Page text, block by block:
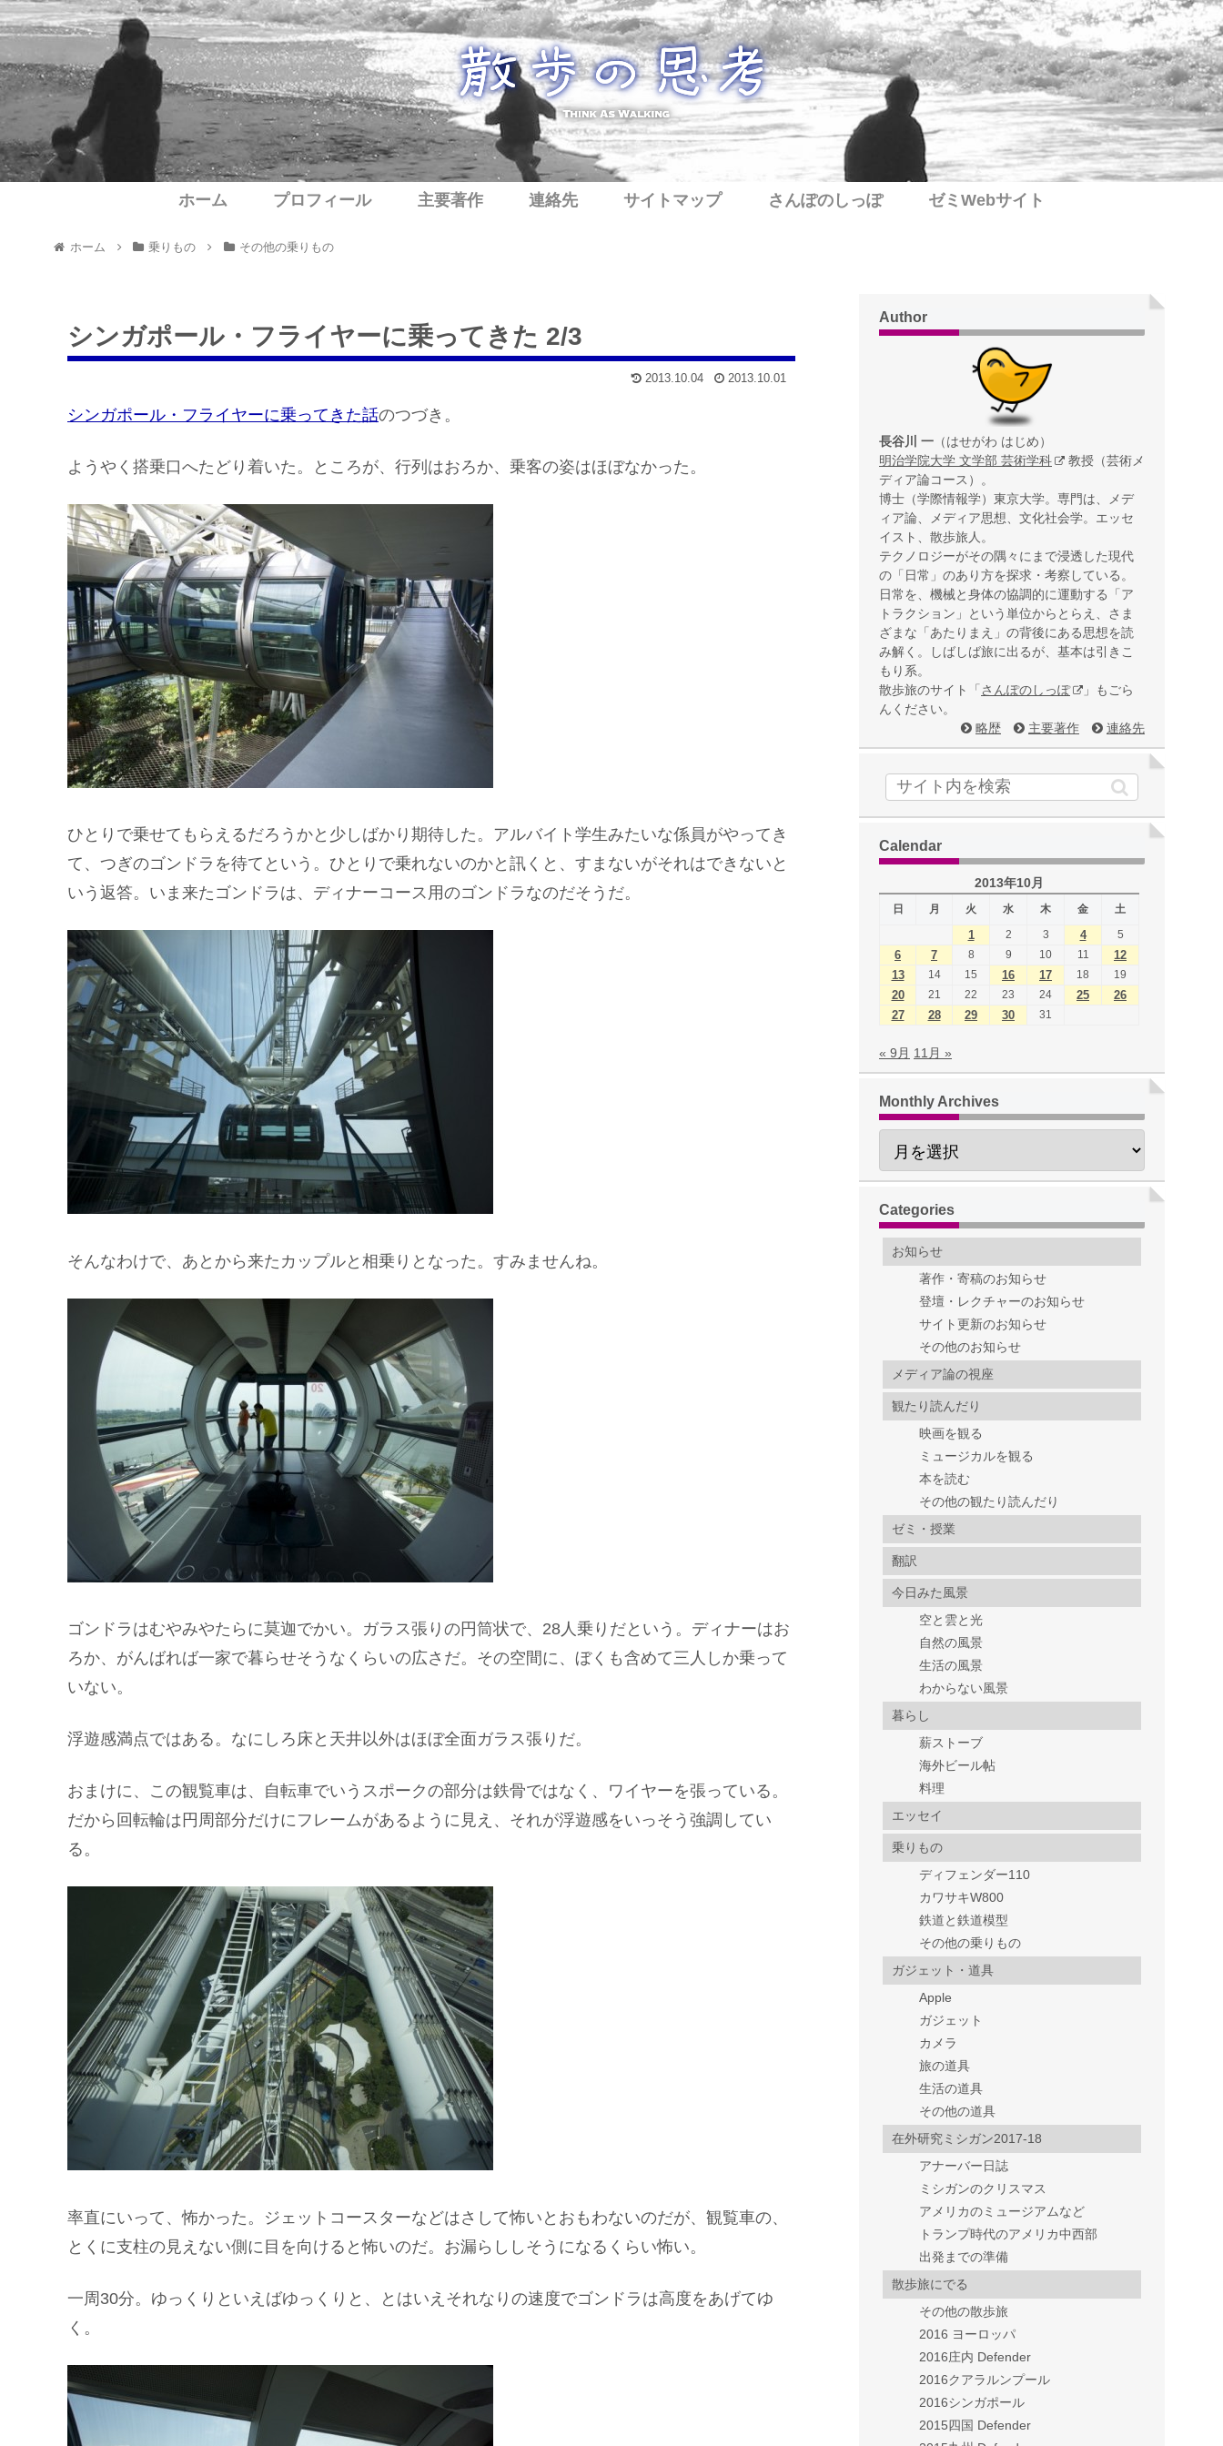
ホーム プロフィール 主要著作 連絡先 サイトマップ さんぽのしっぽ ゼミWebサイト
ホーム 乗りもの その他の乗りもの
シンガポール・フライヤーに乗ってきた 2/3
2013.10.04 2013.10.01
シンガポール・フライヤーに乗ってきた話のつづき。
ようやく搭乗口へたどり着いた。ところが、行列はおろか、乗客の姿はほぼなかった。
ひとりで乗せてもらえるだろうかと少しばかり期待した。アルバイト学生みたいな係員がやってき
て、つぎのゴンドラを待てという。ひとりで乗れないのかと訊くと、すまないがそれはできないと
いう返答。いま来たゴンドラは、ディナーコース用のゴンドラなのだそうだ。
そんなわけで、あとから来たカップルと相乗りとなった。すみませんね。
ゴンドラはむやみやたらに莫迦でかい。ガラス張りの円筒状で、28人乗りだという。ディナーはお
ろか、がんばれば一家で暮らせそうなくらいの広さだ。その空間に、ぼくも含めて三人しか乗って
いない。
浮遊感満点ではある。なにしろ床と天井以外はほぼ全面ガラス張りだ。
おまけに、この観覧車は、自転車でいうスポークの部分は鉄骨ではなく、ワイヤーを張っている。
だから回転輪は円周部分だけにフレームがあるように見え、それが浮遊感をいっそう強調してい
る。
率直にいって、怖かった。ジェットコースターなどはさして怖いとおもわないのだが、観覧車の、
とくに支柱の見えない側に目を向けると怖いのだ。お漏らししそうになるくらい怖い。
一周30分。ゆっくりといえばゆっくりと、とはいえそれなりの速度でゴンドラは高度をあげてゆ
く。
Author
長谷川 一 （はせがわ はじめ）
明治学院大学 文学部 芸術学科
教授（芸術メ
ディア論コース）。
博士（学際情報学）東京大学。専門は、メデ
ィア論、メディア思想、文化社会学。エッセ
イスト、散歩旅人。
テクノロジーがその隅々にまで浸透した現代
の「日常」のあり方を探求・考察している。
日常を、機械と身体の協調的に運動する「ア
トラクション」という単位からとらえ、さま
ざまな「あたりまえ」の背後にある思想を読
み解く。しばしば旅に出るが、基本は引きこ
もり系。
散歩旅のサイト「さんぽのしっぽ
」もごら
んください。
略歴
主要著作 連絡先
Calendar
2013年10月
日 月 火 水 木 金 土
1 2 3 4 5
6 7 8 9 10 11
12
13
14 15 16 17 18 19
20 21 22 23 24 25
26
27
28 29 30 31
« 9月 11月 »
Monthly Archives
Categories
お知らせ
著作・寄稿のお知らせ
登壇・レクチャーのお知らせ
サイト更新のお知らせ
その他のお知らせ
メディア論の視座
観たり読んだり
映画を観る
ミュージカルを観る
本を読む
その他の観たり読んだり
ゼミ・授業
翻訳
今日みた風景
空と雲と光
自然の風景
生活の風景
わからない風景
暮らし
薪ストーブ
海外ビール帖
料理
エッセイ
乗りもの
ディフェンダー110
カワサキW800
鉄道と鉄道模型
その他の乗りもの
ガジェット・道具
Apple
ガジェット
カメラ
旅の道具
生活の道具
その他の道具
在外研究ミシガン2017-18
アナーバー日誌
ミシガンのクリスマス
アメリカのミュージアムなど
トランプ時代のアメリカ中西部
出発までの準備
散歩旅にでる
その他の散歩旅
2016 ヨーロッパ
2016庄内 Defender
2016クアラルンプール
2016シンガポール
2015四国 Defender